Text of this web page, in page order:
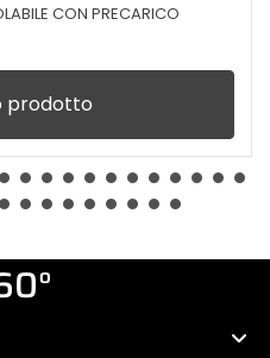
CON PRECARICO
prodotto